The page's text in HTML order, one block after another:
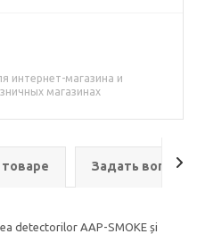
интернет-магазина и
магазинах
Задать вопрос
detectorilor AAP-SMOKE și